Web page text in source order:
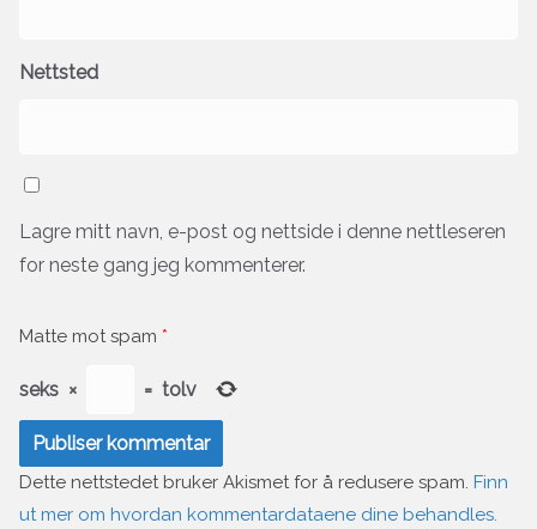
Nettsted
Lagre mitt navn, e-post og nettside i denne nettleseren
for neste gang jeg kommenterer.
Matte mot spam *
seks × = tolv
Dette nettstedet bruker Akismet for å redusere spam. Finn
ut mer om hvordan kommentardataene dine behandles.